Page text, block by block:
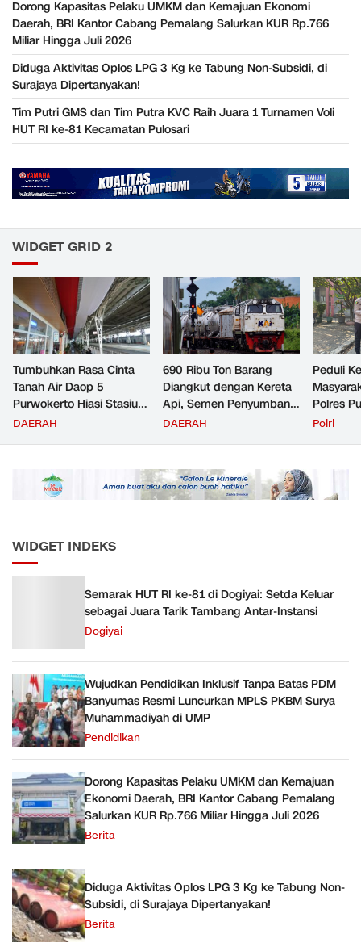
Dorong Kapasitas Pelaku UMKM dan Kemajuan Ekonomi
Daerah, BRI Kantor Cabang Pemalang Salurkan KUR Rp.766
Miliar Hingga Juli 2026
Diduga Aktivitas Oplos LPG 3 Kg ke Tabung Non-Subsidi, di
Surajaya Dipertanyakan!
Tim Putri GMS dan Tim Putra KVC Raih Juara 1 Turnamen Voli
HUT RI ke-81 Kecamatan Pulosari
WIDGET GRID 2
Tumbuhkan Rasa Cinta
Tanah Air Daop 5
Purwokerto Hiasi Stasiun
dengan Ornamen
DAERAH
690 Ribu Ton Barang
Diangkut dengan Kereta
Api, Semen Penyumbang
Volume Terbesar
Semester 1 Tahun 2026
DAERAH
Peduli
Polres
Jemput
Polri
WIDGET INDEKS
Semarak HUT RI ke-81 di Dogiyai: Setda Keluar
sebagai Juara Tarik Tambang Antar-Instansi
Dogiyai
Wujudkan Pendidikan Inklusif Tanpa Batas PDM
Banyumas Resmi Luncurkan MPLS PKBM Surya
Muhammadiyah di UMP
Pendidikan
Dorong Kapasitas Pelaku UMKM dan Kemajuan
Ekonomi Daerah, BRI Kantor Cabang Pemalang
Salurkan KUR Rp.766 Miliar Hingga Juli 2026
Berita
Diduga Aktivitas Oplos LPG 3 Kg ke Tabung Non-
Subsidi, di Surajaya Dipertanyakan!
Berita